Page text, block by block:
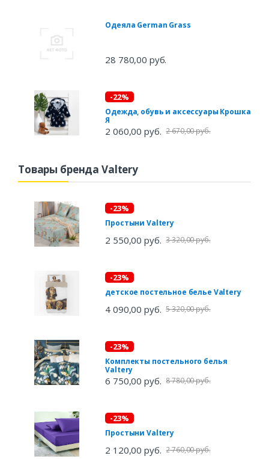
Одеяла German Grass
28 780,00 руб.
-22%
Одежда, обувь и аксессуары Крошка
Я
2 060,00 руб. 2 670,00 руб.
Товары бренда Valtery
-23%
Простыни Valtery
2 550,00 руб. 3 320,00 руб.
-23%
детское постельное белье Valtery
4 090,00 руб. 5 320,00 руб.
-23%
Комплекты постельного белья
Valtery
6 750,00 руб. 8 780,00 руб.
-23%
Простыни Valtery
2 120,00 руб. 2 760,00 руб.